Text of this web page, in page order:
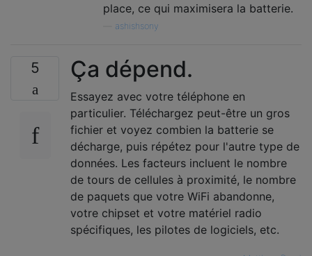
place, ce qui maximisera la batterie.
ashishsony
5 Ça dépend.
Essayez avec votre téléphone en
particulier. Téléchargez peut-être un gros
fichier et voyez combien la batterie se
décharge, puis répétez pour l'autre type de
données. Les facteurs incluent le nombre
de tours de cellules à proximité, le nombre
de paquets que votre WiFi abandonne,
votre chipset et votre matériel radio
spécifiques, les pilotes de logiciels, etc.